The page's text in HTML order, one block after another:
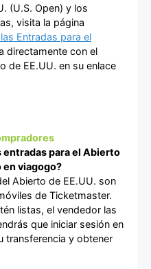
(U.S. Open) y los
visita la página
Entradas para el
directamente con el
de EE.UU. en su enlace
entradas para el Abierto
en viagogo?
Abierto de EE.UU. son
de Ticketmaster.
listas, el vendedor las
que iniciar sesión en
transferencia y obtener